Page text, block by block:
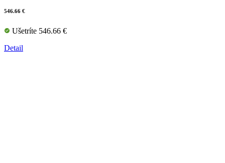
546.66 €
Ušetríte 546.66 €
Detail